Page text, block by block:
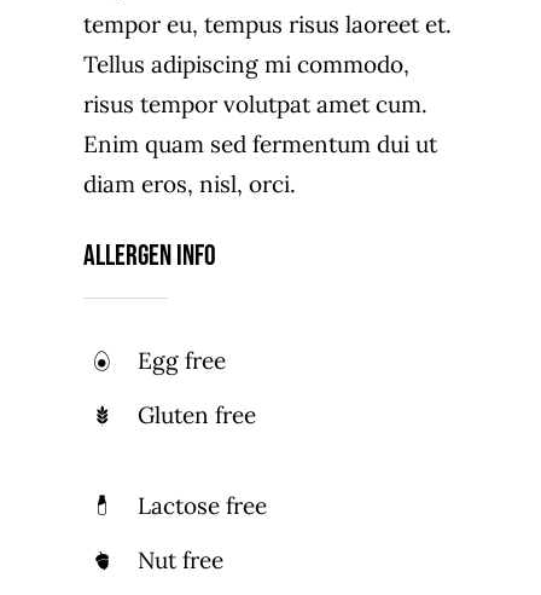
tempor eu, tempus risus laoreet et.
Tellus adipiscing mi commodo,
risus tempor volutpat amet cum.
Enim quam sed fermentum dui ut
diam eros, nisl, orci.
Allergen Info
Egg free
Gluten free
Lactose free
Nut free